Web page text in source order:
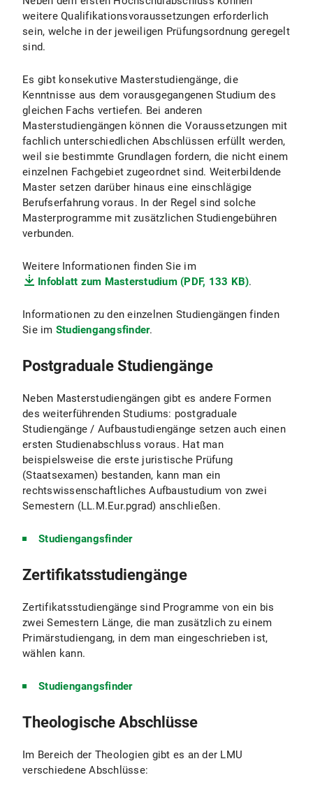
weitere Qualifikationsvoraussetzungen erforderlich
sein, welche in der jeweiligen Prüfungsordnung geregelt
sind.
Es gibt konsekutive Masterstudiengänge, die
Kenntnisse aus dem vorausgegangenen Studium des
gleichen Fachs vertiefen. Bei anderen
Masterstudiengängen können die Voraussetzungen mit
fachlich unterschiedlichen Abschlüssen erfüllt werden,
weil sie bestimmte Grundlagen fordern, die nicht einem
einzelnen Fachgebiet zugeordnet sind. Weiterbildende
Master setzen darüber hinaus eine einschlägige
Berufserfahrung voraus. In der Regel sind solche
Masterprogramme mit zusätzlichen Studiengebühren
verbunden.
Weitere Informationen finden Sie im
Infoblatt zum Masterstudium (PDF, 133 KB).
Informationen zu den einzelnen Studiengängen finden
Sie im Studiengangsfinder.
Postgraduale Studiengänge
Neben Masterstudiengängen gibt es andere Formen
des weiterführenden Studiums: postgraduale
Studiengänge / Aufbaustudiengänge setzen auch einen
ersten Studienabschluss voraus. Hat man
beispielsweise die erste juristische Prüfung
(Staatsexamen) bestanden, kann man ein
rechtswissenschaftliches Aufbaustudium von zwei
Semestern (LL.M.Eur.pgrad) anschließen.
Studiengangsfinder
Zertifikatsstudiengänge
Zertifikatsstudiengänge sind Programme von ein bis
zwei Semestern Länge, die man zusätzlich zu einem
Primärstudiengang, in dem man eingeschrieben ist,
wählen kann.
Studiengangsfinder
Theologische Abschlüsse
Im Bereich der Theologien gibt es an der LMU
verschiedene Abschlüsse: